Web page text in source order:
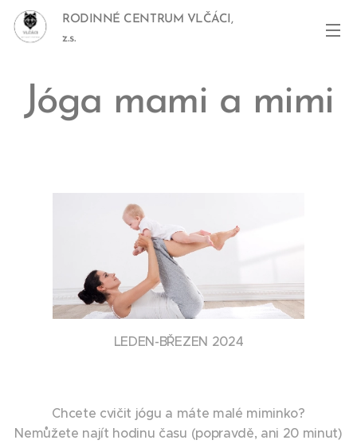
RODINNÉ CENTRUM VLČÁCI,
z.s.
Jóga mami a mimi
LEDEN-BŘEZEN 2024
Chcete cvičit jógu a máte malé miminko?
Nemůžete najít hodinu času (popravdě, ani 20 minut)